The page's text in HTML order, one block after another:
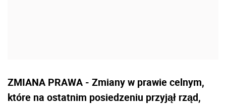
ZMIANA PRAWA - Zmiany w prawie celnym,
które na ostatnim posiedzeniu przyjął rząd,